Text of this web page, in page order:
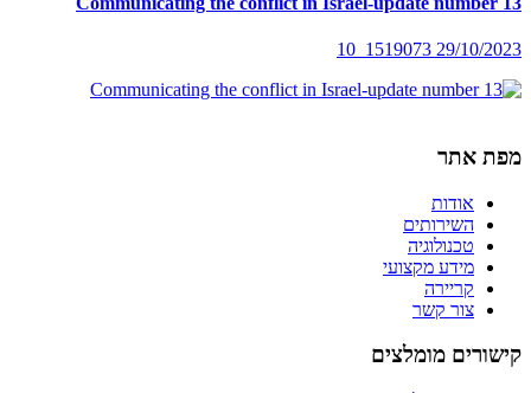
29/10/2023 1519073_10
מפת אתר
אודות
השירותים
טכנולוגיה
מידע מקצועי
קריירה
צור קשר
קישורים מומלצים